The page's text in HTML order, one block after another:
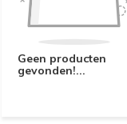
Geen producten
gevonden!...